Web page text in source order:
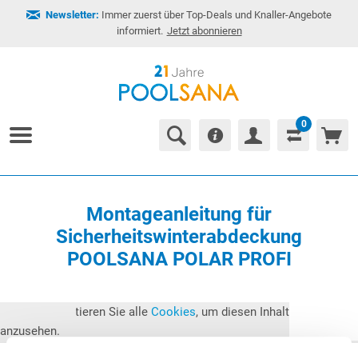
Newsletter: Immer zuerst über Top-Deals und Knaller-Angebote
informiert. Jetzt abonnieren
0
Montageanleitung für
Sicherheitswinterabdeckung
POOLSANA POLAR PROFI
Bitte akzeptieren Sie alle Cookies, um diesen Inhalt
anzusehen.